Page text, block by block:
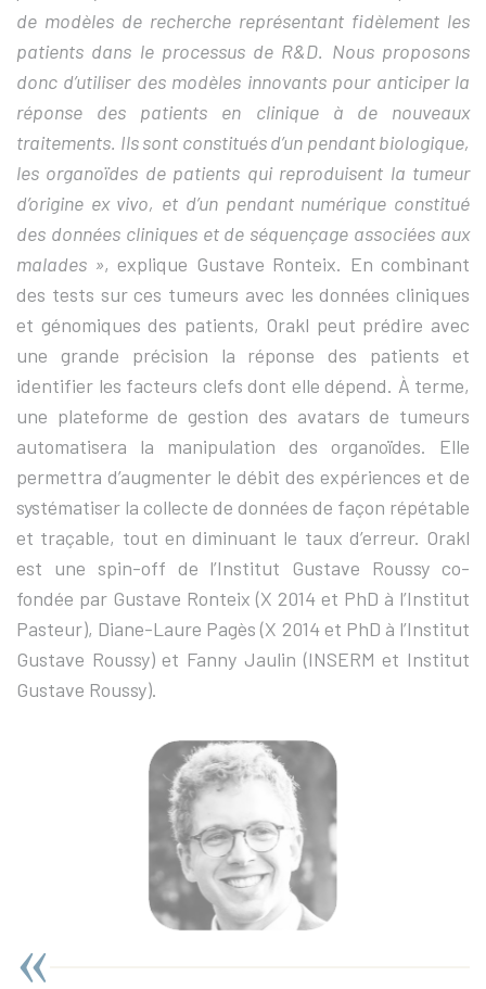
de modèles de recherche représentant fidèlement les
patients dans le processus de R&D. Nous proposons
donc d’utiliser des modèles innovants pour anticiper la
réponse des patients en clinique à de nouveaux
traitements. Ils sont constitués d’un pendant biologique,
les organoïdes de patients qui reproduisent la tumeur
d’origine ex vivo, et d’un pendant numérique constitué
des données cliniques et de séquençage associées aux
malades », explique Gustave Ronteix. En combinant
des tests sur ces tumeurs avec les données cliniques
et génomiques des patients, Orakl peut prédire avec
une grande précision la réponse des patients et
identifier les facteurs clefs dont elle dépend. À terme,
une plateforme de gestion des avatars de tumeurs
automatisera la manipulation des organoïdes. Elle
permettra d’augmenter le débit des expériences et de
systématiser la collecte de données de façon répétable
et traçable, tout en diminuant le taux d’erreur. Orakl
est une spin-off de l’Institut Gustave Roussy co-
fondée par Gustave Ronteix (X 2014 et PhD à l’Institut
Pasteur), Diane-Laure Pagès (X 2014 et PhD à l’Institut
Gustave Roussy) et Fanny Jaulin (INSERM et Institut
Gustave Roussy).